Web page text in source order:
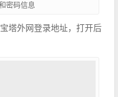
密码信息
塔外网登录地址，打开后